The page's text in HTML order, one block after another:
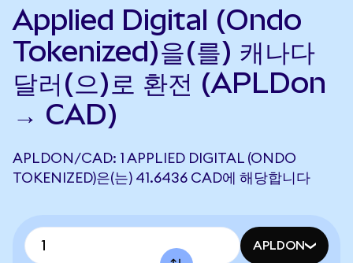
Applied Digital (Ondo
Tokenized)을(를) 캐나다
달러(으)로 환전 (APLDon
→ CAD)
APLDON/CAD: 1 APPLIED DIGITAL (ONDO
TOKENIZED)은(는) 41.6436 CAD에 해당합니다
APLDON